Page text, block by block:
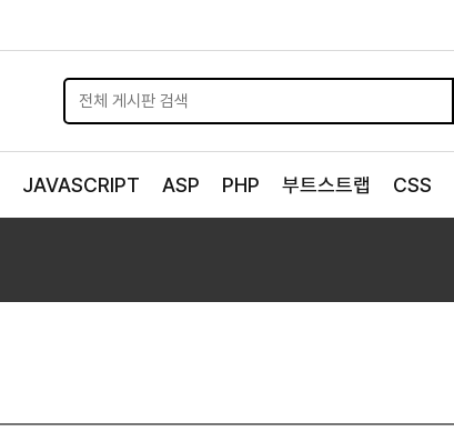
JAVASCRIPT ASP PHP 부트스트랩 CSS